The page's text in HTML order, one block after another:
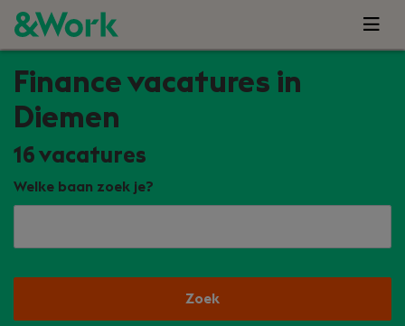
Finance vacatures in
Diemen
16 vacatures
Welke baan zoek je?
Zoek